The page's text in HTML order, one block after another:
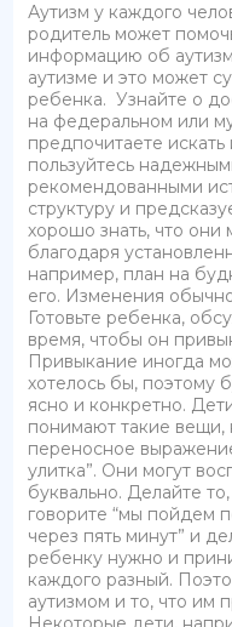
Аутизм у каждого
родитель может
информацию об
аутизме и это может
ребенка. Узнайте о
на федеральном или
предпочитаете
пользуйтесь
рекомендованными
структуру и
хорошо знать, что они
благодаря
например, план на
его. Изменения
Готовьте ребенка,
время, чтобы он
Привыкание иногда
хотелось бы, поэтому
ясно и конкретно.
понимают такие вещи,
переносное
улитка”. Они могут
буквально. Делайте
говорите “мы пойдем
через пять минут” и
ребенку нужно и
каждого разный.
аутизмом и то, что им